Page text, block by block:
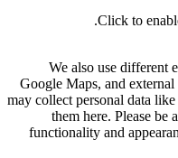
Click to
We also use
Google Maps, and
may collect personal
them here.
functionality and